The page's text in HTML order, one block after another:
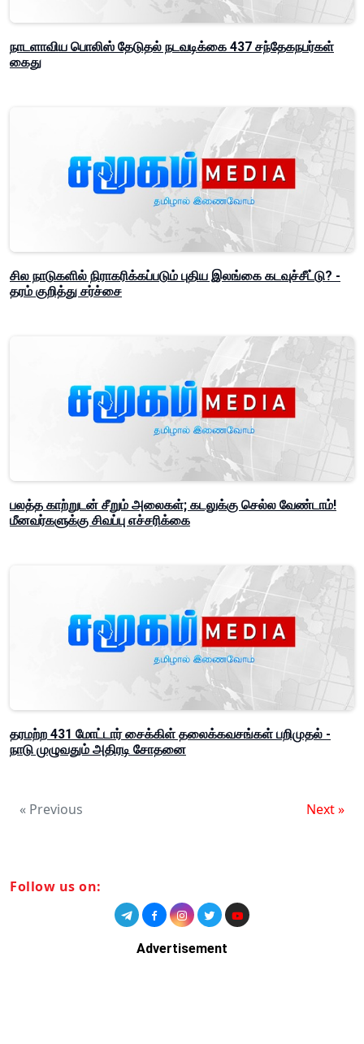
நாடளாவிய பொலிஸ் தேடுதல் நடவடிக்கை 437 சந்தேகநபர்கள்
கைது
சில நாடுகளில் நிராகரிக்கப்படும் புதிய இலங்கை கடவுச்சீட்டு? -
தரம் குறித்து சர்ச்சை
பலத்த காற்றுடன் சீறும் அலைகள்; கடலுக்கு செல்ல வேண்டாம்!
மீனவர்களுக்கு சிவப்பு எச்சரிக்கை
தரமற்ற 431 மோட்டார் சைக்கிள் தலைக்கவசங்கள் பறிமுதல் -
நாடு முழுவதும் அதிரடி சோதனை
« Previous Next »
Follow us on:
Advertisement